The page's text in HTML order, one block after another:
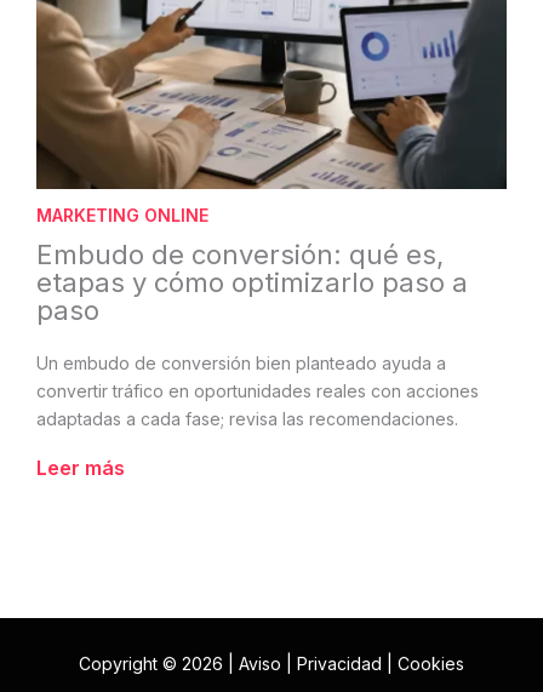
MARKETING ONLINE
Embudo de conversión: qué es,
etapas y cómo optimizarlo paso a
paso
Un embudo de conversión bien planteado ayuda a
convertir tráfico en oportunidades reales con acciones
adaptadas a cada fase; revisa las recomendaciones.
Leer más
Copyright © 2026 | Aviso Privacidad Cookies